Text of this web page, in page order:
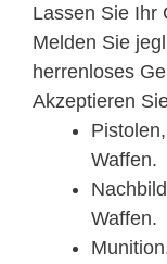
Lassen Sie Ihr
Melden Sie
herrenloses
Akzeptieren
Waffen.
Waffen.